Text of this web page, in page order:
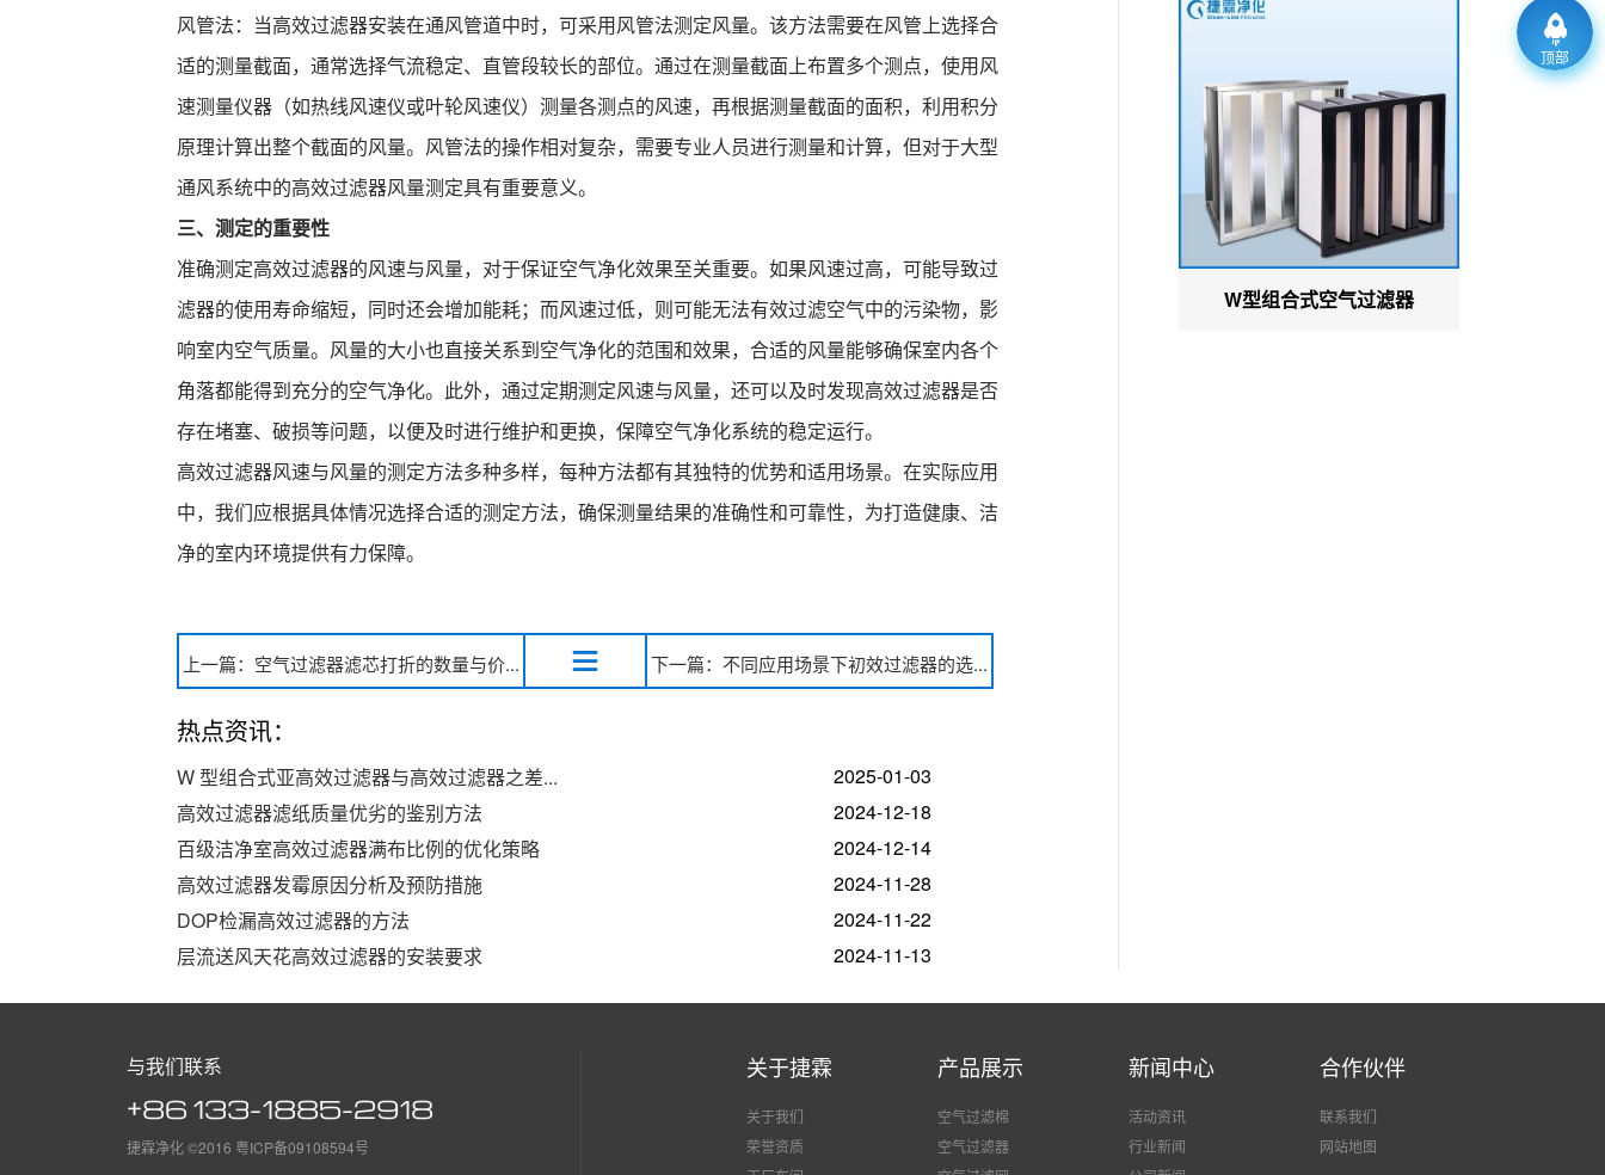
顶部
风管法：当高效过滤器安装在通风管道中时，可采用风管法测定风量。该方法需要在风管上选择合
适的测量截面，通常选择气流稳定、直管段较长的部位。通过在测量截面上布置多个测点，使用风
速测量仪器（如热线风速仪或叶轮风速仪）测量各测点的风速，再根据测量截面的面积，利用积分
原理计算出整个截面的风量。风管法的操作相对复杂，需要专业人员进行测量和计算，但对于大型
通风系统中的高效过滤器风量测定具有重要意义。
三、测定的重要性
准确测定高效过滤器的风速与风量，对于保证空气净化效果至关重要。如果风速过高，可能导致过
滤器的使用寿命缩短，同时还会增加能耗；而风速过低，则可能无法有效过滤空气中的污染物，影
响室内空气质量。风量的大小也直接关系到空气净化的范围和效果，合适的风量能够确保室内各个
角落都能得到充分的空气净化。此外，通过定期测定风速与风量，还可以及时发现高效过滤器是否
存在堵塞、破损等问题，以便及时进行维护和更换，保障空气净化系统的稳定运行。
高效过滤器风速与风量的测定方法多种多样，每种方法都有其独特的优势和适用场景。在实际应用
中，我们应根据具体情况选择合适的测定方法，确保测量结果的准确性和可靠性，为打造健康、洁
净的室内环境提供有力保障。
上一篇：空气过滤器滤芯打折的数量与价... 下一篇：不同应用场景下初效过滤器的选...
热点资讯：
W 型组合式亚高效过滤器与高效过滤器之差...
2025-01-03
高效过滤器滤纸质量优劣的鉴别方法
2024-12-18
百级洁净室高效过滤器满布比例的优化策略
2024-12-14
高效过滤器发霉原因分析及预防措施
2024-11-28
DOP检漏高效过滤器的方法
2024-11-22
层流送风天花高效过滤器的安装要求
2024-11-13
W型组合式空气过滤器
与我们联系
+86 133-1885-2918
捷霖净化 ©2016 粤ICP备09108594号
关于捷霖
关于我们
荣誉资质
产品展示
空气过滤棉
空气过滤器
新闻中心
活动资讯
行业新闻
合作伙伴
联系我们
网站地图